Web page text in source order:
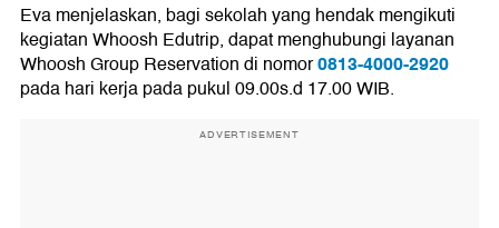
Eva menjelaskan, bagi sekolah yang hendak mengikuti
kegiatan Whoosh Edutrip, dapat menghubungi layanan
Whoosh Group Reservation di nomor0813-4000-2920
pada hari kerja pada pukul 09.00s.d 17.00 WIB.
ADVERTISEMENT